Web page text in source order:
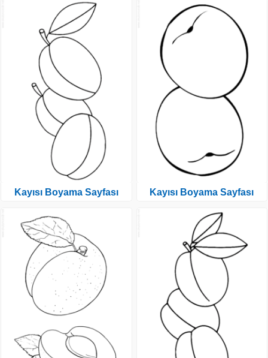
Kayısı Boyama Sayfası Kayısı Boyama Sayfası